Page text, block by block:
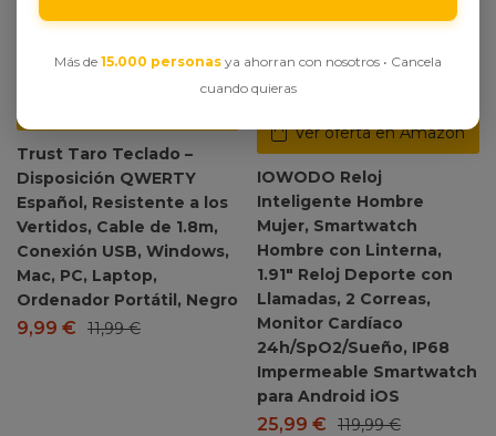
Trust Taro Teclado –
Disposición QWERTY
Español, Resistente a los
Vertidos, Cable de 1.8m,
Conexión USB, Windows,
Mac, PC, Laptop,
Ordenador Portátil, Negro
9,99 € 11,99€
Ver oferta en Amazon
IOWODO Reloj
Inteligente Hombre
Mujer, Smartwatch
Hombre con Linterna,
1.91″ Reloj Deporte con
Llamadas, 2 Correas,
Monitor Cardíaco
24h/SpO2/Sueño, IP68
Impermeable Smartwatch
para Android iOS
25,99 € 119,99€
Más de 15.000 personas ya ahorran con nosotros • Cancela
cuando quieras